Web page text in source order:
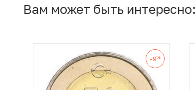
Вам может быть интересно:
-9%